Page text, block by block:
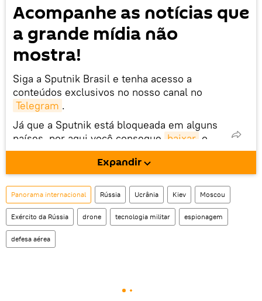
Acompanhe as notícias que
a grande mídia não
mostra!
Siga a Sputnik Brasil e tenha acesso a
conteúdos exclusivos no nosso canal no
Telegram .
Já que a Sputnik está bloqueada em alguns
países, por aqui você consegue baixar o
nosso aplicativo para celular (somente para
Expandir
Panorama internacional Rússia Ucrânia Kiev Moscou
Exército da Rússia drone tecnologia militar espionagem
defesa aérea